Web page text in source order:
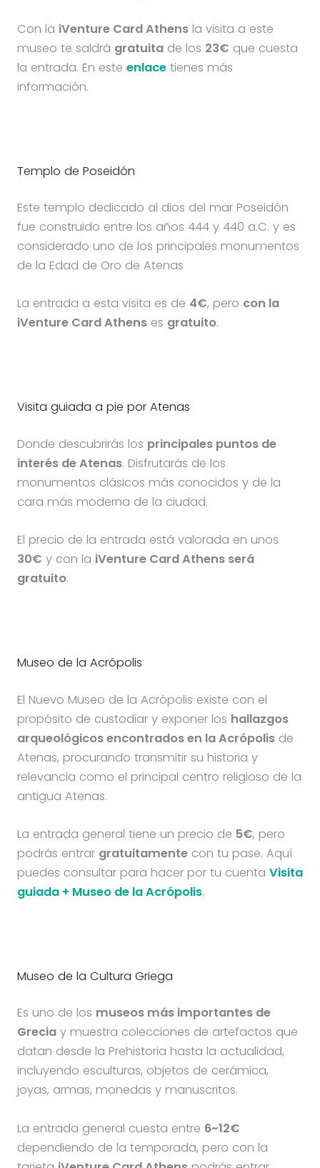
Con la iVenture Card Athensla visita a este
museo te saldrá gratuitade los 23€ que cuesta
la entrada. En este enlacetienes más
información.
Templo de Poseidón
Este templo dedicado al dios del mar Poseidón
fue construido entre los años 444 y 440 a.C. y es
considerado uno de los principales monumentos
de la Edad de Oro de Atenas
La entrada a esta visita es de 4€, pero con la
iVenture Card Athenses gratuito.
Visita guiada a pie por Atenas
Donde descubrirás los principales puntos de
interés de Atenas. Disfrutarás de los
monumentos clásicos más conocidos y de la
cara más moderna de la ciudad.
El precio de la entrada está valorada en unos
30€ y con la iVenture Card Athens será
gratuito.
Museo de la Acrópolis
El Nuevo Museo de la Acrópolis existe con el
propósito de custodiar y exponer los hallazgos
arqueológicos encontrados en la Acrópolisde
Atenas, procurando transmitir su historia y
relevancia como el principal centro religioso de la
antigua Atenas.
La entrada general tiene un precio de 5€, pero
podrás entrar gratuitamentecon tu pase. Aquí
puedes consultar para hacer por tu cuenta Visita
guiada + Museo de la Acrópolis.
Museo de la Cultura Griega
Es uno de los museos más importantes de
Greciay muestra colecciones de artefactos que
datan desde la Prehistoria hasta la actualidad,
incluyendo esculturas, objetos de cerámica,
joyas, armas, monedas y manuscritos.
La entrada general cuesta entre 6~12€
dependiendo de la temporada, pero con la